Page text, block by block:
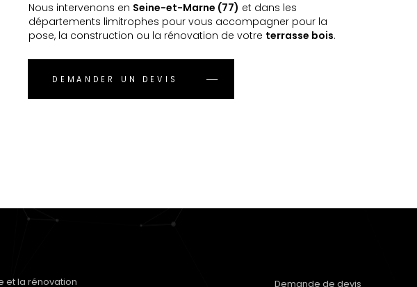
Nous intervenons en Seine-et-Marne (77) et dans les
départements limitrophes pour vous accompagner pour la
pose, la construction ou la rénovation de votre terrasse bois.
DEMANDER UN DEVIS
et la rénovation Demande de devis